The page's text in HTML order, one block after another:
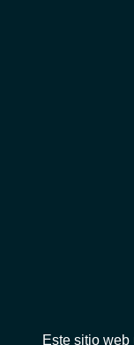
Este sitio